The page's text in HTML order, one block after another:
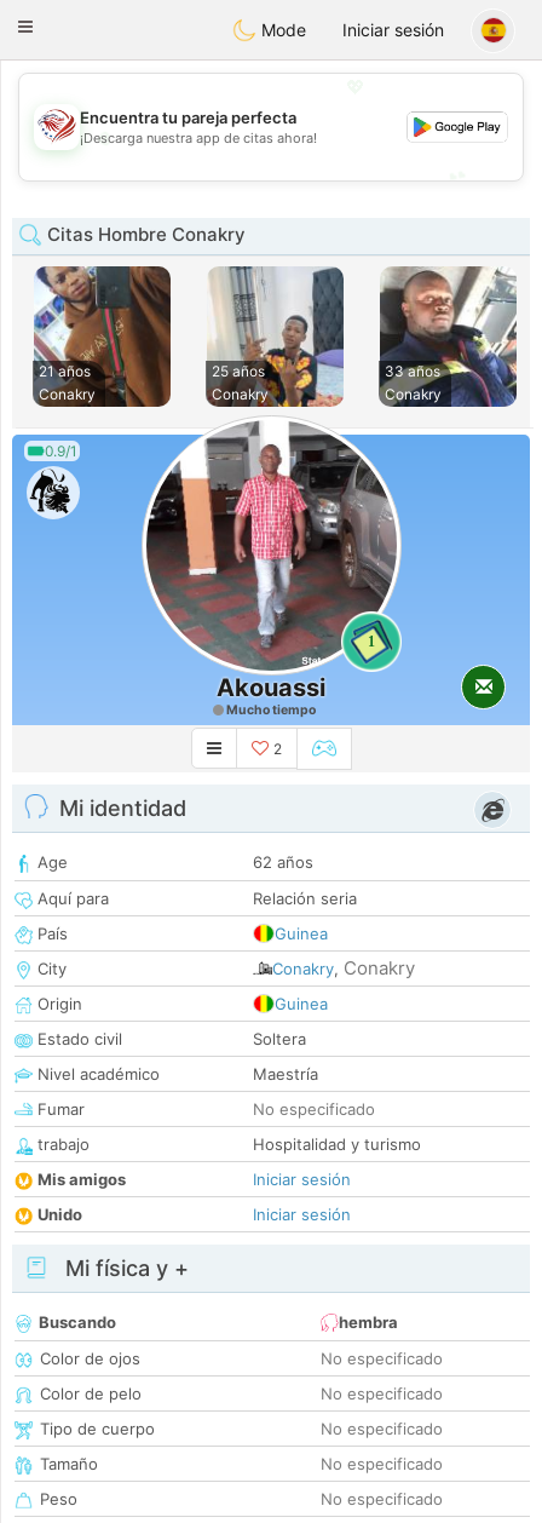
StatesDating
Toggle
Mode Iniciar sesión
💖
💕
Encuentra tu pareja perfecta
¡Descarga nuestra app de citas ahora!
Citas Hombre Conakry
21 años
Conakry
25 años
Conakry
33 años
Conakry
0.9/1
1
Akouassi
Mucho tiempo
2
Mi identidad
Age
62 años
Aquí para
Relación seria
País
Guinea
City
Conakry, Conakry
Origin
Guinea
Estado civil
Soltera
Nivel académico
Maestría
Fumar
No especificado
trabajo
Hospitalidad y turismo
Mis amigos
Iniciar sesión
Unido
Iniciar sesión
Mi física y +
Buscando
hembra
Color de ojos
No especificado
Color de pelo
No especificado
Tipo de cuerpo
No especificado
Tamaño
No especificado
Peso
No especificado